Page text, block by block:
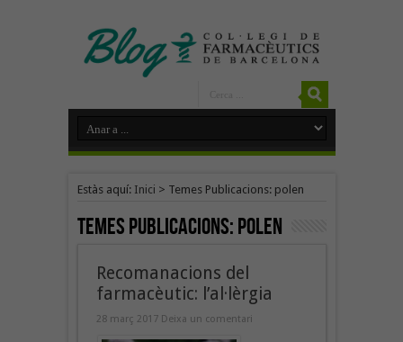
Estàs aquí: Inici > Temes Publicacions: polen
Temes Publicacions:polen
Recomanacions del
farmacèutic: l’al·lèrgia
28 març 2017 Deixa un comentari